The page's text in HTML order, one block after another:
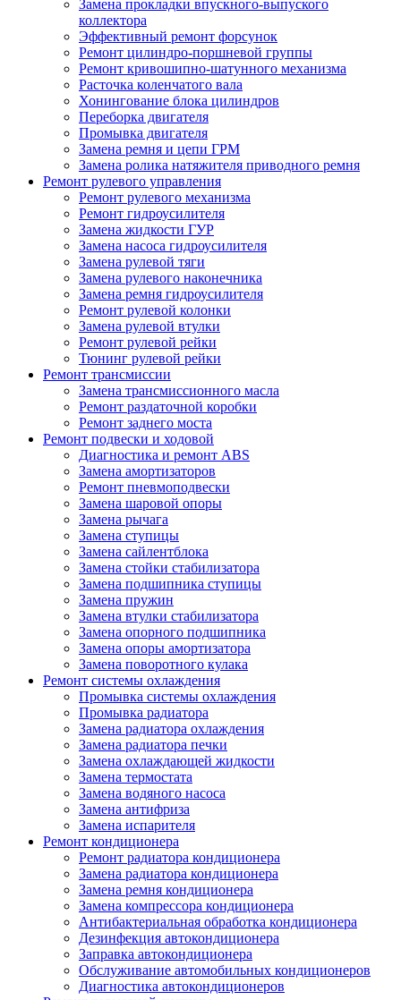
Замена прокладки впускного-выпуского
коллектора
Эффективный ремонт форсунок
Ремонт цилиндро-поршневой группы
Ремонт кривошипно-шатунного механизма
Расточка коленчатого вала
Хонингование блока цилиндров
Переборка двигателя
Промывка двигателя
Замена ремня и цепи ГРМ
Замена ролика натяжителя приводного ремня
Ремонт рулевого управления
Ремонт рулевого механизма
Ремонт гидроусилителя
Замена жидкости ГУР
Замена насоса гидроусилителя
Замена рулевой тяги
Замена рулевого наконечника
Замена ремня гидроусилителя
Ремонт рулевой колонки
Замена рулевой втулки
Ремонт рулевой рейки
Тюнинг рулевой рейки
Ремонт трансмиссии
Замена трансмиссионного масла
Ремонт раздаточной коробки
Ремонт заднего моста
Ремонт подвески и ходовой
Диагностика и ремонт ABS
Замена амортизаторов
Ремонт пневмоподвески
Замена шаровой опоры
Замена рычага
Замена ступицы
Замена сайлентблока
Замена стойки стабилизатора
Замена подшипника ступицы
Замена пружин
Замена втулки стабилизатора
Замена опорного подшипника
Замена опоры амортизатора
Замена поворотного кулака
Ремонт системы охлаждения
Промывка системы охлаждения
Промывка радиатора
Замена радиатора охлаждения
Замена радиатора печки
Замена охлаждающей жидкости
Замена термостата
Замена водяного насоса
Замена антифриза
Замена испарителя
Ремонт кондиционера
Ремонт радиатора кондиционера
Замена радиатора кондиционера
Замена ремня кондиционера
Замена компрессора кондиционера
Антибактериальная обработка кондиционера
Дезинфекция автокондиционера
Заправка автокондиционера
Обслуживание автомобильных кондиционеров
Диагностика автокондиционеров